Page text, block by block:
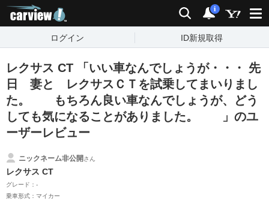
検索 通知
i
ログイン ID新規取得
レクサス CT 「いい車なんでしょうが・・・ 先
日 妻と レクサスＣＴを試乗してまいりまし
た。 もちろん良い車なんでしょうが、どう
しても気になることがありました。 」のユ
ーザーレビュー
ニックネーム非公開さん
レクサス CT
グレード：-
乗車形式：マイカー